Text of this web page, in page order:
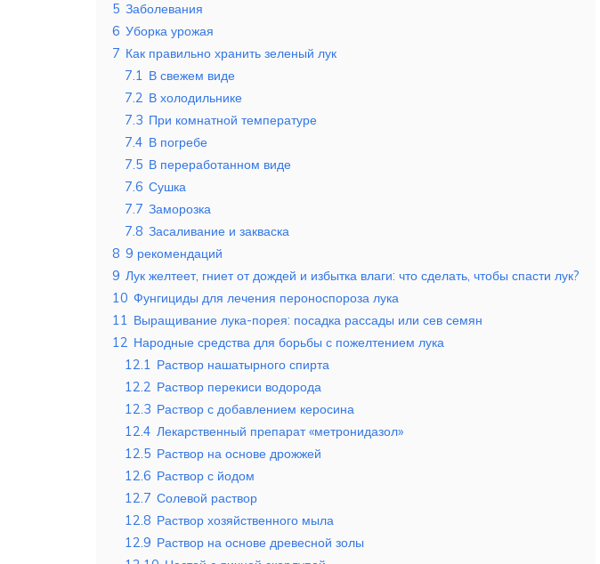
5 Заболевания
6 Уборка урожая
7 Как правильно хранить зеленый лук
7.1 В свежем виде
7.2 В холодильнике
7.3 При комнатной температуре
7.4 В погребе
7.5 В переработанном виде
7.6 Сушка
7.7 Заморозка
7.8 Засаливание и закваска
8 9 рекомендаций
9 Лук желтеет, гниет от дождей и избытка влаги: что сделать, чтобы спасти лук?
10 Фунгициды для лечения пероноспороза лука
11 Выращивание лука-порея: посадка рассады или сев семян
12 Народные средства для борьбы с пожелтением лука
12.1 Раствор нашатырного спирта
12.2 Раствор перекиси водорода
12.3 Раствор с добавлением керосина
12.4 Лекарственный препарат «метронидазол»
12.5 Раствор на основе дрожжей
12.6 Раствор с йодом
12.7 Солевой раствор
12.8 Раствор хозяйственного мыла
12.9 Раствор на основе древесной золы